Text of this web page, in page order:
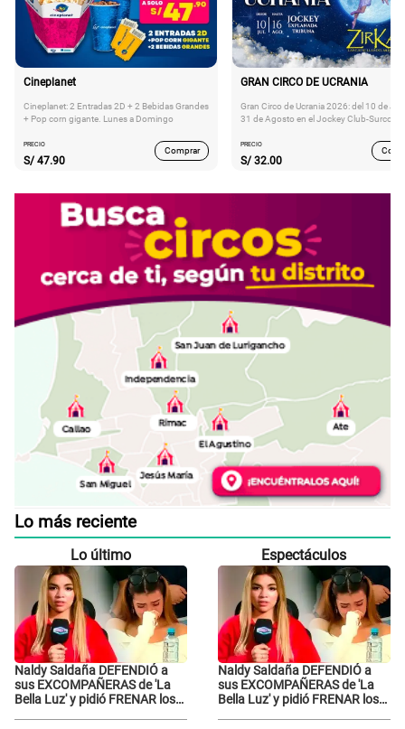
Cineplanet
Cineplanet: 2 Entradas 2D + 2 Bebidas Grandes
+ Pop corn gigante. Lunes a Domingo
PRECIO
S/ 47.90
Comprar
GRAN CIRCO DE UCRANIA
Gran Circo de Ucrania 2026: del 10 de
31 de Agosto en el Jockey Club-Surco
PRECIO
S/ 32.00
Lo más reciente
Lo último
Naldy Saldaña DEFENDIÓ a
sus EXCOMPAÑERAS de 'La
Bella Luz' y pidió FRENAR los
Espectáculos
Naldy Saldaña DEFENDIÓ a
sus EXCOMPAÑERAS de 'La
Bella Luz' y pidió FRENAR los